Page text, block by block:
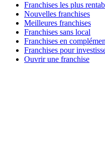
Franchises les plus
Nouvelles franchises
Meilleures franchises
Franchises sans local
Franchises en
Franchises pour
Ouvrir une franchise